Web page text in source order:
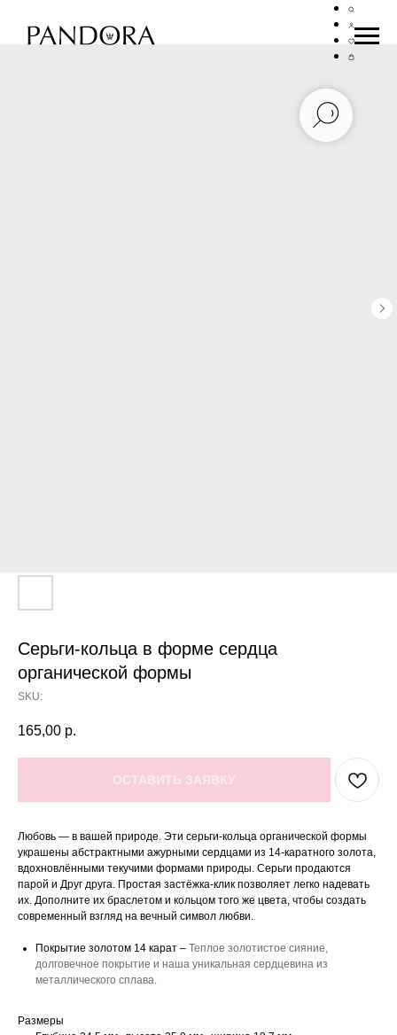
Серьги-кольца в форме сердца
органической формы
SKU:
165,00 р.
ОСТАВИТЬ ЗАЯВКУ
Любовь — в вашей природе. Эти серьги-кольца органической формы
украшены абстрактными ажурными сердцами из 14-каратного золота,
вдохновлёнными текучими формами природы. Серьги продаются
парой и Друг друга. Простая застёжка-клик позволяет легко надевать
их. Дополните их браслетом и кольцом того же цвета, чтобы создать
современный взгляд на вечный символ любви.
Покрытие золотом 14 карат – Теплое золотистое сияние,
долговечное покрытие и наша уникальная сердцевина из
металлического сплава.
Размеры